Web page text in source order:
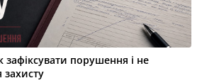
порушення і не
захисту